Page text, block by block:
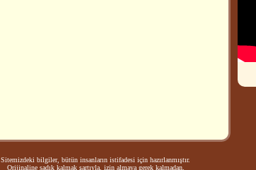
Sitemizdeki bilgiler, bütün insanların istifadesi için hazırlanmıştır.
Orijinaline sadık kalmak şartıyla, izin almaya gerek kalmadan,